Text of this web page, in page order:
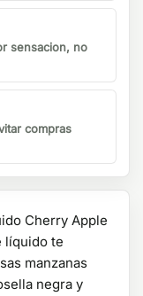
sensacion, no
compras
Cherry Apple
líquido te
manzanas
negra y